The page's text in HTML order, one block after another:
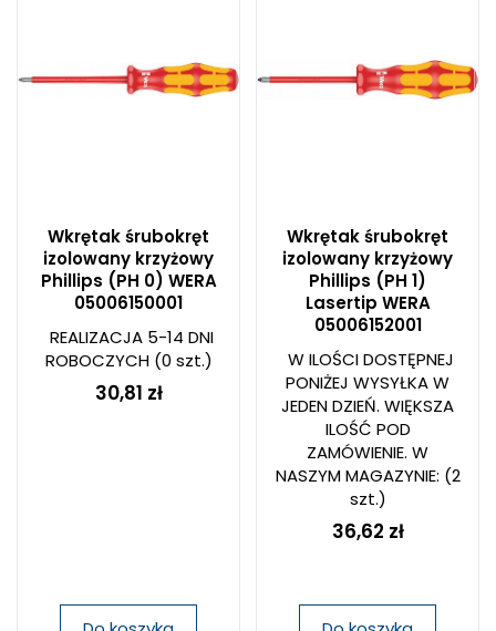
Wkrętak śrubokręt
izolowany krzyżowy
Phillips (PH 0) WERA
05006150001
REALIZACJA 5-14 DNI
ROBOCZYCH(0 szt.)
30,81 zł
Wkrętak śrubokręt
izolowany krzyżowy
Phillips (PH 1)
Lasertip WERA
05006152001
W ILOŚCI DOSTĘPNEJ
PONIŻEJ WYSYŁKA W
JEDEN DZIEŃ. WIĘKSZA
ILOŚĆ POD
ZAMÓWIENIE. W
NASZYM MAGAZYNIE: (2
szt.)
36,62 zł